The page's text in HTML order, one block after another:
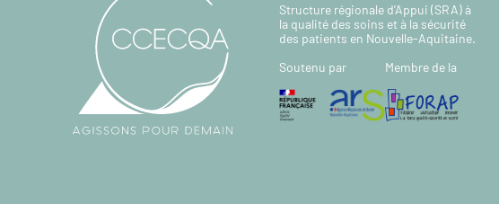
Structure régionale d’Appui (SRA) à
la qualité des soins et à la sécurité
des patients en Nouvelle-Aquitaine.
Soutenu par
Membre de la